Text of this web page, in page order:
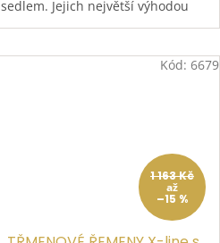
sedlem. Jejich největší výhodou
1 163 Kč
až
–15 %
Kód: 6679